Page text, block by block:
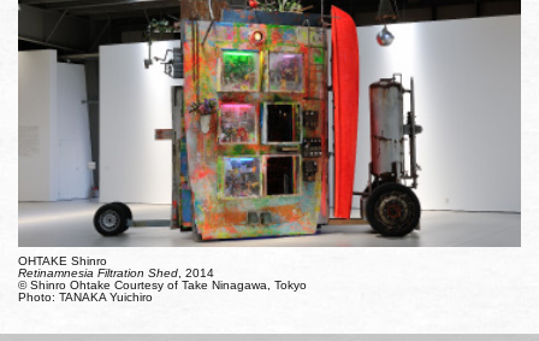
OHTAKE Shinro
Retinamnesia Filtration Shed , 2014
© Shinro Ohtake Courtesy of Take Ninagawa, Tokyo
Photo: TANAKA Yuichiro